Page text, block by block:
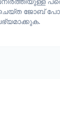
ജോബ്